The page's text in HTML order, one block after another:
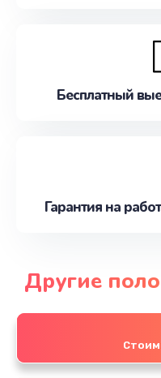
Бесплатный
Гарантия на
Другие